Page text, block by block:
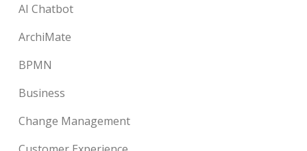
AI Chatbot
ArchiMate
BPMN
Business
Change Management